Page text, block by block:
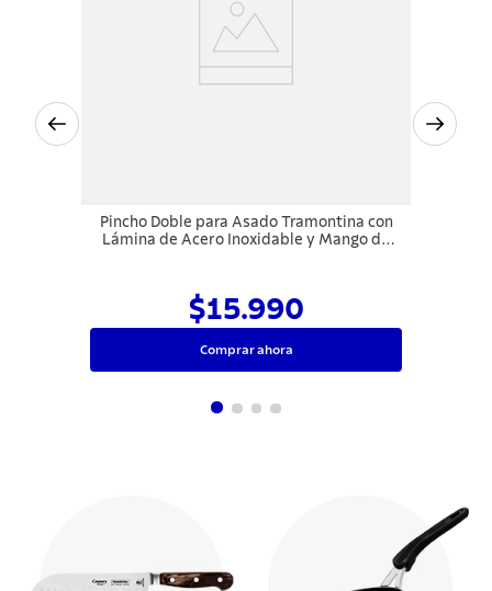
Pincho Doble para Asado Tramontina con
Lámina de Acero Inoxidable y Mango de
$15.990
Comprar ahora